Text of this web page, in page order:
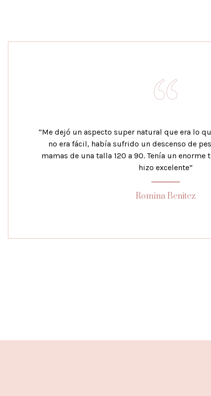
“Me dejó un aspecto super natural que era lo
no era fácil, había sufrido un descenso de
mamas de una talla 120 a 90. Tenía un enorme
hizo excelente”
Romina Benitez